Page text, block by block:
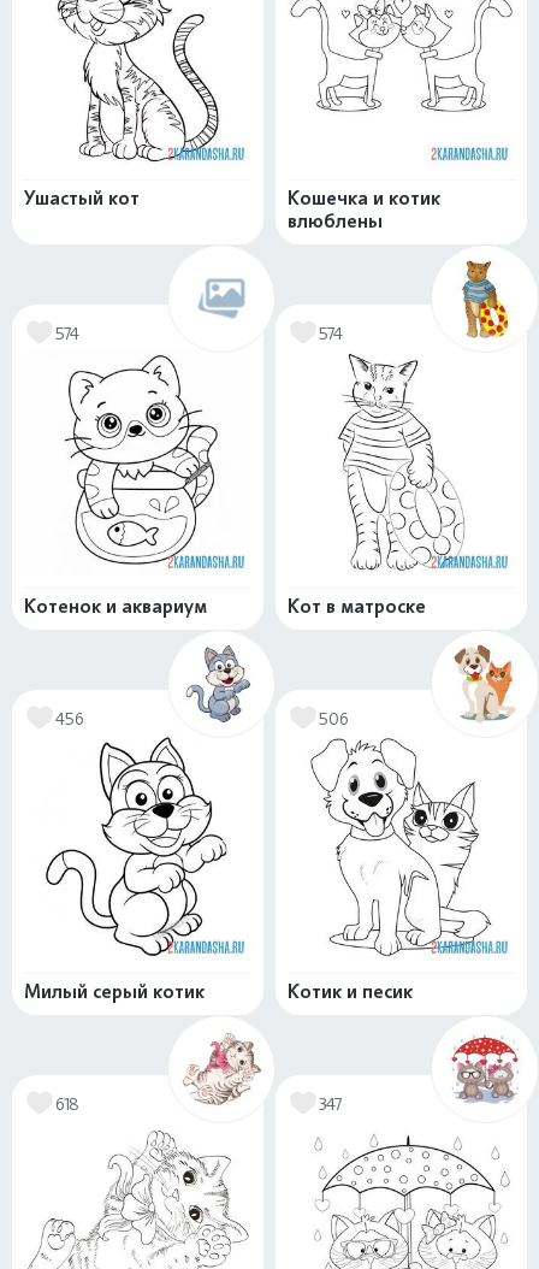
Ушастый кот
Кошечка и котик
влюблены
574
Котенок и аквариум
574
Кот в матроске
456
Милый серый котик
506
Котик и песик
618 347